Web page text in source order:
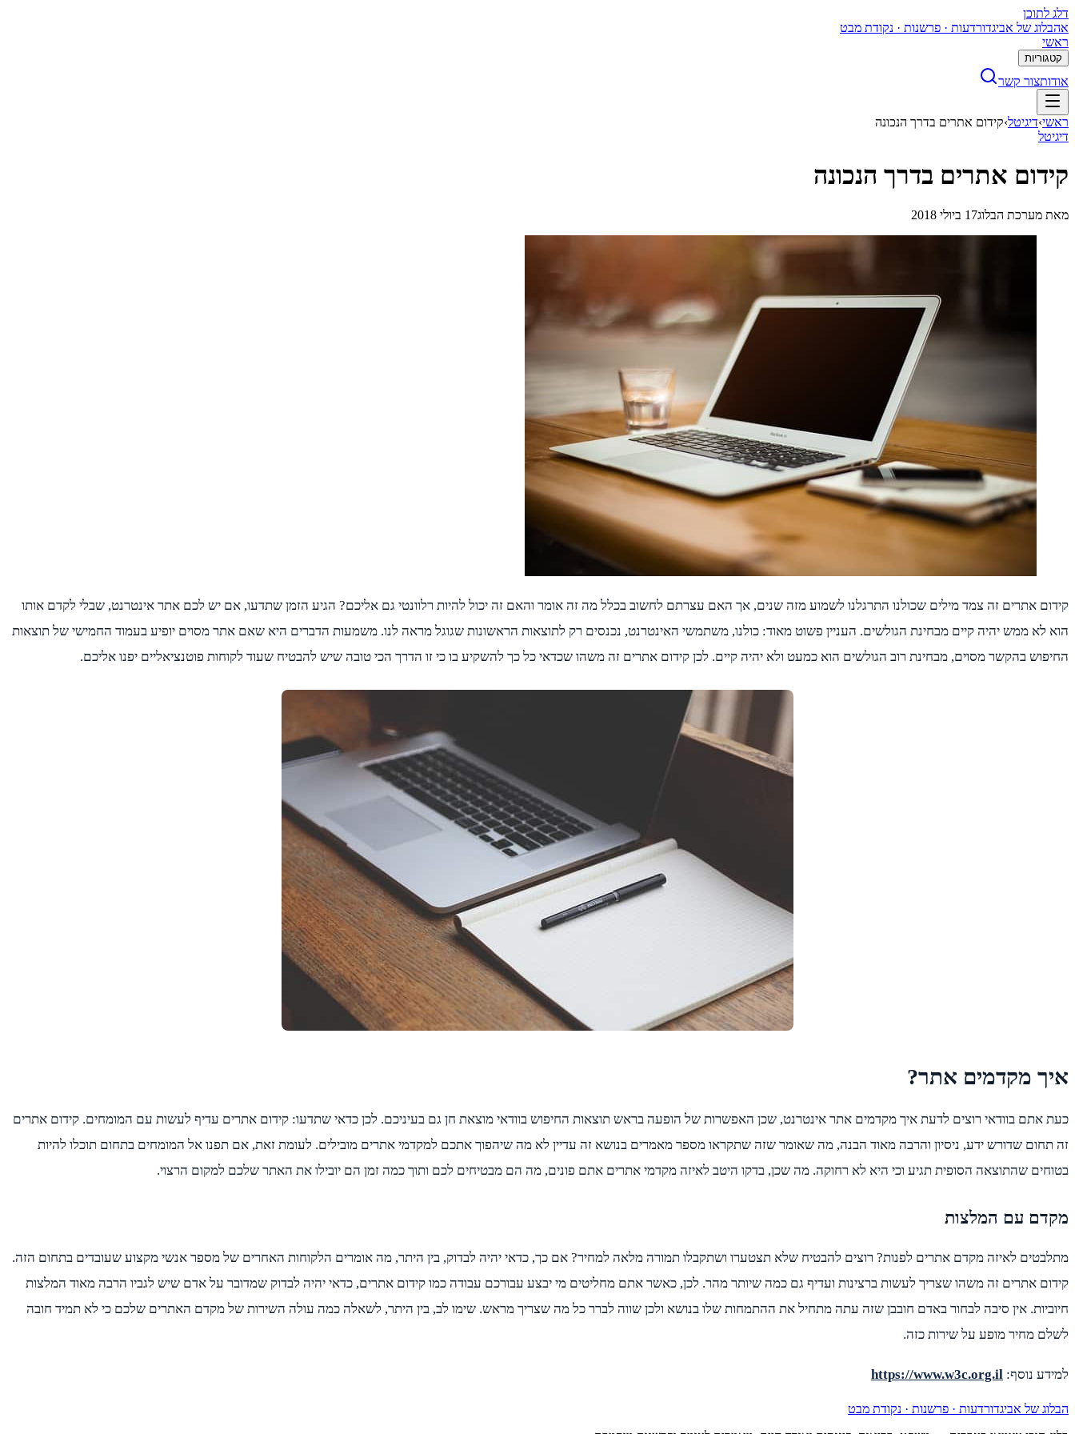
דלג לתוכן
אהבלוג של אביגדורדעות · פרשנות · נקודת מבט
ראשי
קטגוריות
אודותצור קשר
ראשי›דיגיטל›קידום אתרים בדרך הנכונה
דיגיטל
קידום אתרים בדרך הנכונה
מאת מערכת הבלוג17 ביולי 2018
קידום אתרים זה צמד מילים שכולנו התרגלנו לשמוע מזה שנים, אך האם עצרתם לחשוב בכלל מה זה אומר והאם זה יכול להיות רלוונטי גם אליכם? הגיע הזמן שתדעו, אם יש לכם אתר אינטרנט, שבלי לקדם אותו
הוא לא ממש יהיה קיים מבחינת הגולשים. העניין פשוט מאוד: כולנו, משתמשי האינטרנט, נכנסים רק לתוצאות הראשונות שגוגל מראה לנו. משמעות הדברים היא שאם אתר מסוים יופיע בעמוד החמישי של תוצאות
החיפוש בהקשר מסוים, מבחינת רוב הגולשים הוא כמעט ולא יהיה קיים. לכן קידום אתרים זה משהו שכדאי כל כך להשקיע בו כי זו הדרך הכי טובה שיש להבטיח שעוד לקוחות פוטנציאליים יפנו אליכם.
איך מקדמים אתר?
כעת אתם בוודאי רוצים לדעת איך מקדמים אתר אינטרנט, שכן האפשרות של הופעה בראש תוצאות החיפוש בוודאי מוצאת חן גם בעיניכם. לכן כדאי שתדעו: קידום אתרים עדיף לעשות עם המומחים. קידום אתרים
זה תחום שדורש ידע, ניסיון והרבה מאוד הבנה, מה שאומר שזה שתקראו מספר מאמרים בנושא זה עדיין לא מה שיהפוך אתכם למקדמי אתרים מובילים. לעומת זאת, אם תפנו אל המומחים בתחום תוכלו להיות
בטוחים שהתוצאה הסופית תגיע וכי היא לא רחוקה. מה שכן, בדקו היטב לאיזה מקדמי אתרים אתם פונים, מה הם מבטיחים לכם ותוך כמה זמן הם יובילו את האתר שלכם למקום הרצוי.
מקדם עם המלצות
מתלבטים לאיזה מקדם אתרים לפנות? רוצים להבטיח שלא תצטערו ושתקבלו תמורה מלאה למחיר? אם כך, כדאי יהיה לבדוק, בין היתר, מה אומרים הלקוחות האחרים של מספר אנשי מקצוע שעובדים בתחום הזה.
קידום אתרים זה משהו שצריך לעשות ברצינות ועדיף גם כמה שיותר מהר. לכן, כאשר אתם מחליטים מי יבצע עבורכם עבודה כמו קידום אתרים, כדאי יהיה לבדוק שמדובר על אדם שיש לגביו הרבה מאוד המלצות
חיוביות. אין סיבה לבחור באדם חובבן שזה עתה מתחיל את ההתמחות שלו בנושא ולכן שווה לברר כל מה שצריך מראש. שימו לב, בין היתר, לשאלה כמה עולה השירות של מקדם האתרים שלכם כי לא תמיד חובה
לשלם מחיר מופע על שירות כזה.
למידע נוסף: https://www.w3c.org.il
הבלוג של אביגדורדעות · פרשנות · נקודת מבט